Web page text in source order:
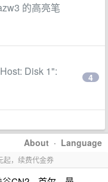
的高亮笔
Disk 1":
4
About · Language
起，续费代金券